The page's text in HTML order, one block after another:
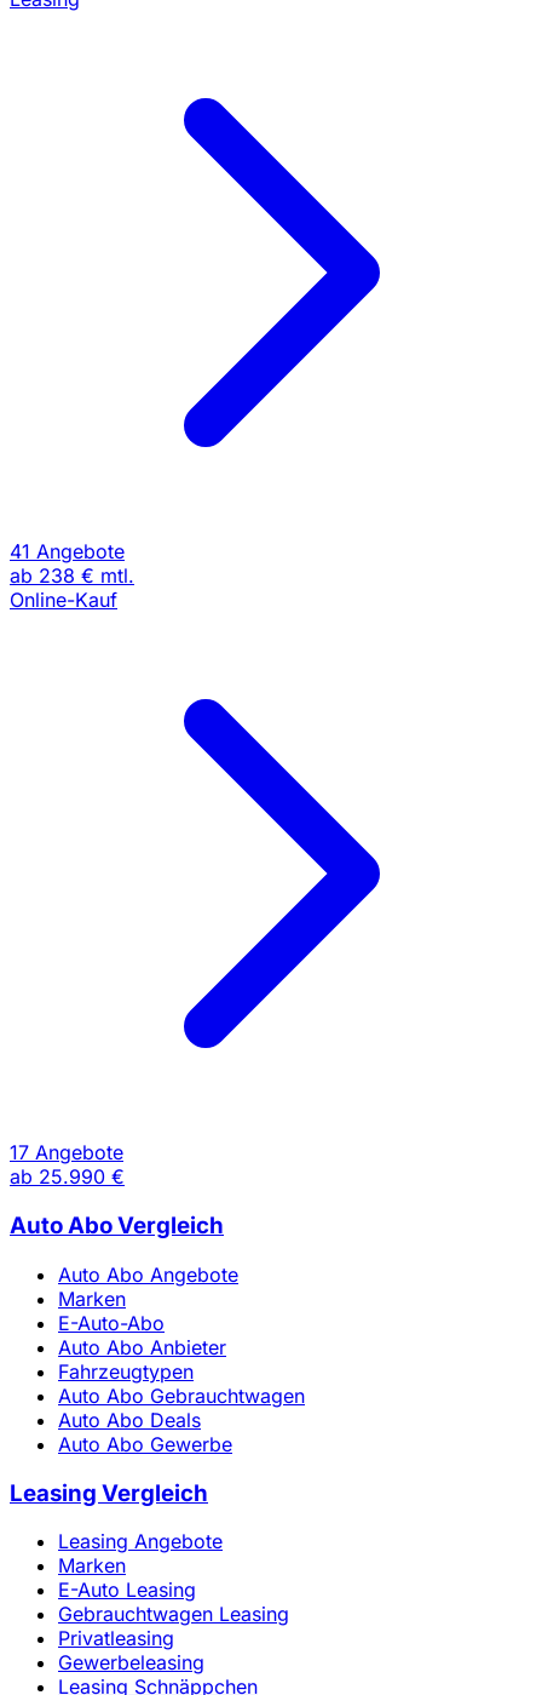
41 Angebote
ab 238 € mtl.
Online-Kauf
17 Angebote
ab 25.990 €
Auto Abo Vergleich
Auto Abo Angebote
Marken
E-Auto-Abo
Auto Abo Anbieter
Fahrzeugtypen
Auto Abo Gebrauchtwagen
Auto Abo Deals
Auto Abo Gewerbe
Leasing Vergleich
Leasing Angebote
Marken
E-Auto Leasing
Gebrauchtwagen Leasing
Privatleasing
Gewerbeleasing
Leasing Schnäppchen